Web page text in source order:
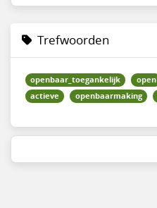
Trefwoorden
openbaar_toegankelijk open
actieve
openbaarmaking